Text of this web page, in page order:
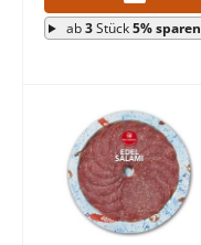
ab3Stück5% sparen